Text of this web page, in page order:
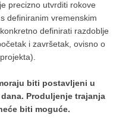
precizno utvrditi rokove
definiranim vremenskim
definirati razdoblje
i završetak, ovisno o
biti postavljeni u
Produljenje trajanja
biti moguće.